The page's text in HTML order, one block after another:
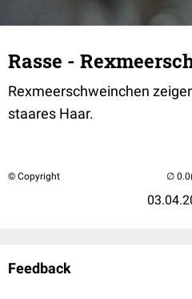
Rasse -
Rexmeerschweinchen
staares Haar.
© Copyright
Feedback